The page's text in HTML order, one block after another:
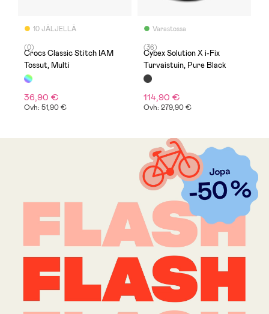
10 JÄLJELLÄ
(0)
Crocs Classic Stitch IAM
Tossut, Multi
36,90 €
Ovh: 51,90 €
Varastossa
(36)
Cybex Solution X i-Fix
Turvaistuin, Pure Black
114,90 €
Ovh: 279,90 €